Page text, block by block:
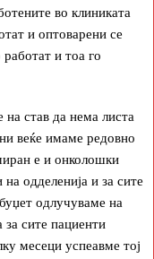
во клиниката
и оптоварени се
и тоа го
став да нема листа
веќе имаме редовно
е и онколошки
одделенија и за сите
одлучуваме на
сите пациенти
месеци успеавме тој